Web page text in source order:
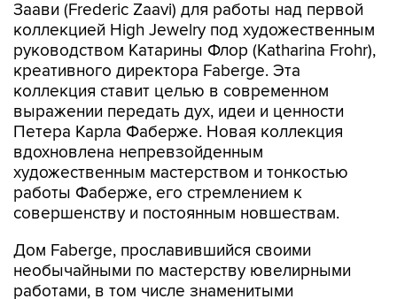
Заави (Frederic Zaavi) для работы над первой
коллекцией High Jewelry под художественным
руководством Катарины Флор (Katharina Frohr),
креативного директора Faberge. Эта
коллекция ставит целью в современном
выражении передать дух, идеи и ценности
Петера Карла Фаберже. Новая коллекция
вдохновлена непревзойденным
художественным мастерством и тонкостью
работы Фаберже, его стремлением к
совершенству и постоянным новшествам.
Дом Faberge, прославившийся своими
необычайными по мастерству ювелирными
работами, в том числе знаменитыми